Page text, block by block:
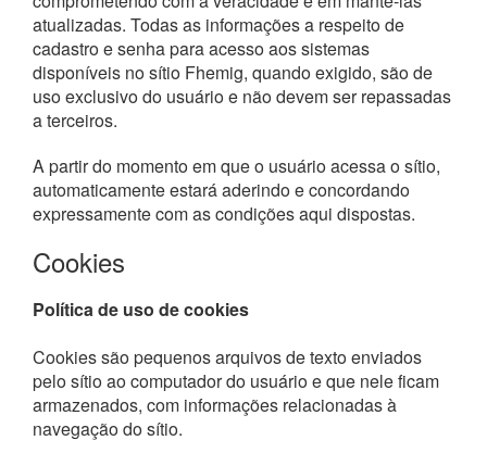
atualizadas. Todas as informações a respeito de
cadastro e senha para acesso aos sistemas
disponíveis no sítio Fhemig, quando exigido, são de
uso exclusivo do usuário e não devem ser repassadas
a terceiros.
A partir do momento em que o usuário acessa o sítio,
automaticamente estará aderindo e concordando
expressamente com as condições aqui dispostas.
Cookies
Política de uso de cookies
Cookies são pequenos arquivos de texto enviados
pelo sítio ao computador do usuário e que nele ficam
armazenados, com informações relacionadas à
navegação do sítio.